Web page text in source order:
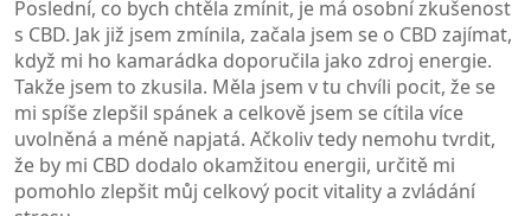
Poslední, co bych chtěla zmínit, je má osobní zkušenost
s CBD. Jak již jsem zmínila, začala jsem se o CBD zajímat,
když mi ho kamarádka doporučila jako zdroj energie.
Takže jsem to zkusila. Měla jsem v tu chvíli pocit, že se
mi spíše zlepšil spánek a celkově jsem se cítila více
uvolněná a méně napjatá. Ačkoliv tedy nemohu tvrdit,
že by mi CBD dodalo okamžitou energii, určitě mi
pomohlo zlepšit můj celkový pocit vitality a zvládání